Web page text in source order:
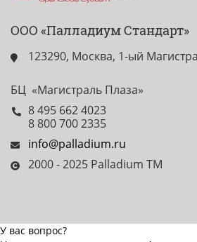
ООО «Палладиум Стандарт»
123290, Москва, 1-ый
БЦ «Магистраль Плаза»
8 495 662 4023
8 800 700 2335
info@palladium.ru
2000 - 2025 Palladium TM
У вас вопрос?